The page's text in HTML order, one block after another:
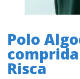
Polo
Risca